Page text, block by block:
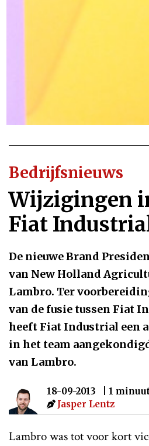
Bedrijfsnieuws
Wijzigingen
Fiat
De nieuwe Brand
van New Holland
Lambro. Ter
van de fusie tussen Fiat
heeft Fiat Industrial een
in het team
van Lambro.
18-09-2013
| 1
Jasper Lentz
Lambro was tot voor kort